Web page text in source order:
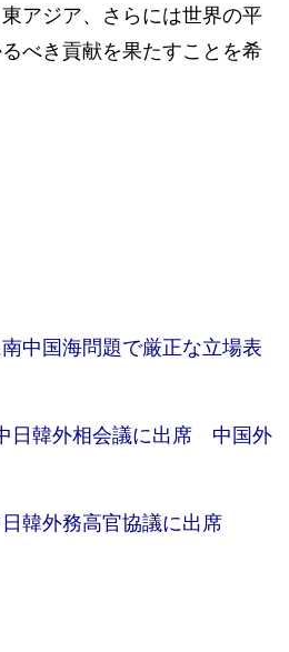
アジア、さらには世界の平
べき貢献を果たすことを希
中国海問題で厳正な立場表
日韓外相会議に出席 中国外
韓外務高官協議に出席